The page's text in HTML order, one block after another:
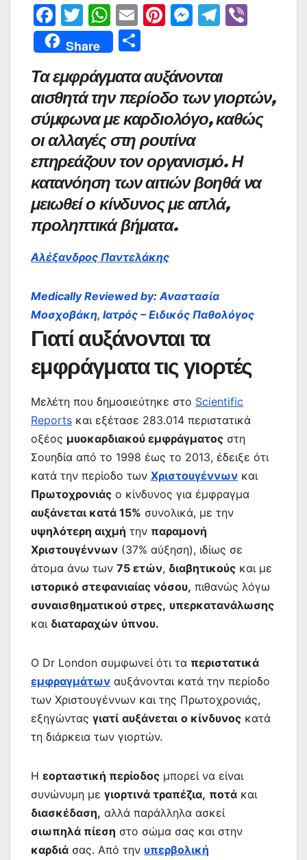
F
a
c
e
b
o
o
k
T
w
itt
er
W
h
at
s
A
p
p
E
m
ai
l
Pi
e
st
M
s
e
n
g
er
T
gr
a
m
Share
ρ
α
σ
τε
ίτ
ε
Τα εμφράγματα αυξάνονται
αισθητά την περίοδο των γιορτών,
σύμφωνα με καρδιολόγο, καθώς
οι αλλαγές στη ρουτίνα
επηρεάζουν τον οργανισμό. Η
κατανόηση των αιτιών βοηθά να
μειωθεί ο κίνδυνος με απλά,
προληπτικά βήματα.
Αλέξανδρος Παντελάκης
Medically Reviewed by: Αναστασία
Μοσχοβάκη, Ιατρός – Ειδικός Παθολόγος
Γιατί αυξάνονται τα
εμφράγματα τις γιορτές
Μελέτη που δημοσιεύτηκε στο Scientific
Reports και εξέτασε 283.014 περιστατικά
οξέος μυοκαρδιακού εμφράγματος στη
Σουηδία από το 1998 έως το 2013, έδειξε ότι
κατά την περίοδο των Χριστουγέννων και
Πρωτοχρονιάς ο κίνδυνος για έμφραγμα
αυξάνεται κατά 15% συνολικά, με την
υψηλότερη αιχμή την παραμονή
Χριστουγέννων (37% αύξηση), ιδίως σε
άτομα άνω των 75 ετών, διαβητικούς και με
ιστορικό στεφανιαίας νόσου, πιθανώς λόγω
συναισθηματικού στρες, υπερκατανάλωσης
και διαταραχών ύπνου.
Ο Dr London συμφωνεί ότι τα περιστατικά
εμφραγμάτων αυξάνονται κατά την περίοδο
των Χριστουγέννων και της Πρωτοχρονιάς,
εξηγώντας γιατί αυξάνεται ο κίνδυνος κατά
τη διάρκεια των γιορτών.
Η εορταστική περίοδος μπορεί να είναι
συνώνυμη με γιορτινά τραπέζια, ποτά και
διασκέδαση, αλλά παράλληλα ασκεί
σιωπηλά πίεση στο σώμα σας και στην
καρδιά σας. Από την υπερβολική